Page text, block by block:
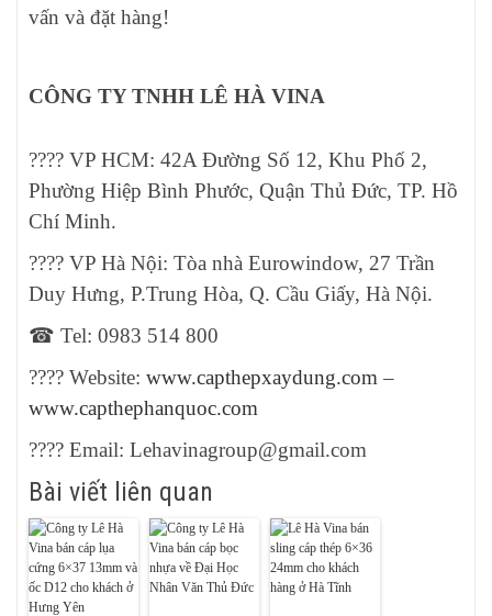
vấn và đặt hàng!
CÔNG TY TNHH LÊ HÀ VINA
???? VP HCM: 42A Đường Số 12, Khu Phố 2,
Phường Hiệp Bình Phước, Quận Thủ Đức, TP. Hồ
Chí Minh.
???? VP Hà Nội: Tòa nhà Eurowindow, 27 Trần
Duy Hưng, P.Trung Hòa, Q. Cầu Giấy, Hà Nội.
☎ Tel: 0983 514 800
???? Website: www.capthepxaydung.com –
www.capthephanquoc.com
???? Email: Lehavinagroup@gmail.com
Bài viết liên quan